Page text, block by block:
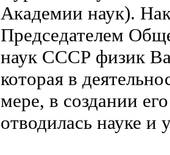
Академии наук).
Председателем
наук СССР физик
которая в
мере, в создании
отводилась науке и